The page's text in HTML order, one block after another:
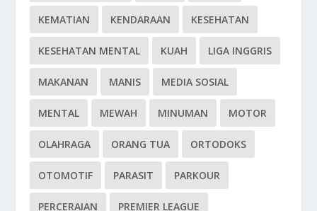
KEMATIAN KENDARAAN KESEHATAN
KESEHATAN MENTAL KUAH LIGA INGGRIS
MAKANAN MANIS MEDIA SOSIAL
MENTAL MEWAH MINUMAN MOTOR
OLAHRAGA ORANG TUA ORTODOKS
OTOMOTIF PARASIT PARKOUR
PERCERAIAN PREMIER LEAGUE